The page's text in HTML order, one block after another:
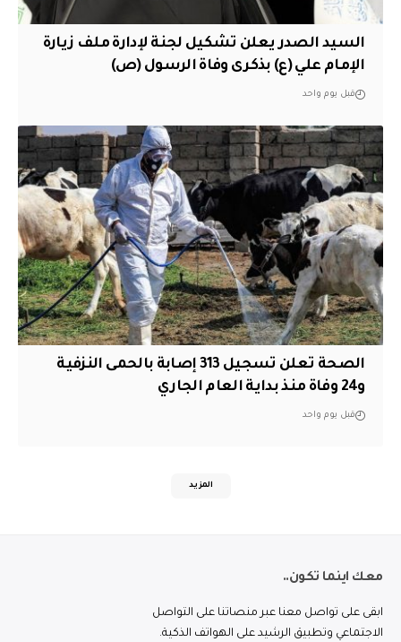
السيد الصدر يعلن تشكيل لجنة لإدارة ملف زيارة
الإمام علي (ع) بذكرى وفاة الرسول (ص)
قبل يوم واحد
الصحة تعلن تسجيل 313 إصابة بالحمى النزفية
و24 وفاة منذ بداية العام الجاري
قبل يوم واحد
المزيد
معك اينما تكون..
ابقى على تواصل معنا عبر منصاتنا على التواصل
الاجتماعي وتطبيق الرشيد على الهواتف الذكية.